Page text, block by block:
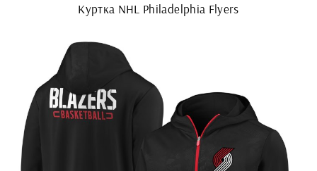
Куртка NHL Philadelphia Flyers